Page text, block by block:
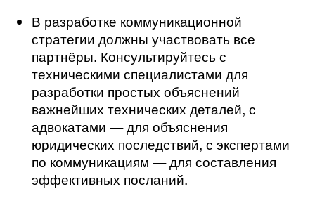
В разработке коммуникационной
стратегии должны участвовать все
партнёры. Консультируйтесь с
техническими специалистами для
разработки простых объяснений
важнейших технических деталей, с
адвокатами — для объяснения
юридических последствий, с экспертами
по коммуникациям — для составления
эффективных посланий.